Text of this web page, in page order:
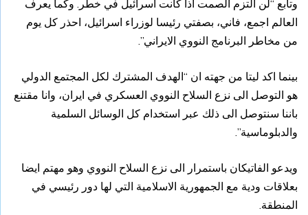
وتابع “لن التزم الصمت اذا كانت اسرائيل في خطر. وكما يعرف
العالم اجمع، فاني، بصفتي رئيسا لوزراء اسرائيل، احذر كل يوم
من مخاطر البرنامج النووي الايراني”.
بينما اكد ليتا من جهته ان “الهدف المشترك لكل المجتمع الدولي
هو التوصل الى نزع السلاح النووي العسكري في ايران، وانا مقتنع
باننا سنتوصل الى ذلك عبر استخدام كل الوسائل السلمية
والدبلوماسية”.
ويدعو الفاتيكان باستمرار الى نزع السلاح النووي وهو مهتم ايضا
بعلاقات ودية مع الجمهورية الاسلامية التي لها دور رئيسي في
المنطقة.